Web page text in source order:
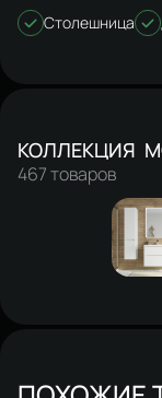
Столешница
467 товаров